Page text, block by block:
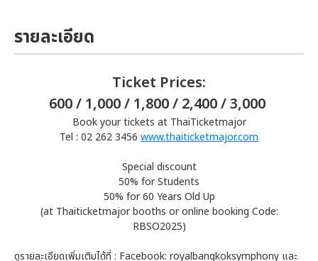
รายละเอียด
Ticket Prices:
600 / 1,000 / 1,800 / 2,400 / 3,000
Book your tickets at ThaiTicketmajor
Tel : 02 262 3456 www.thaiticketmajor.com
Special discount
50% for Students
50% for 60 Years Old Up
(at Thaiticketmajor booths or online booking Code:
RBSO2025)
ดูรายละเอียดเพิ่มเติมได้ที่ : Facebook: royalbangkoksymphony และ